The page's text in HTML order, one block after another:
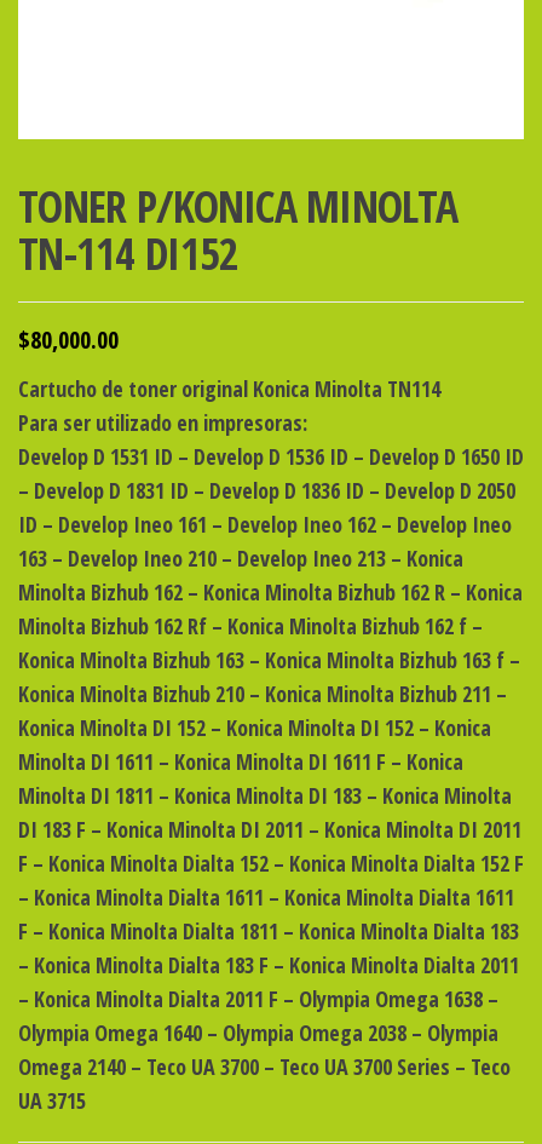
TONER P/KONICA MINOLTA
TN-114 DI152
$80,000.00
Cartucho de toner original Konica Minolta TN114
Para ser utilizado en impresoras:
Develop D 1531 ID – Develop D 1536 ID – Develop D 1650 ID
– Develop D 1831 ID – Develop D 1836 ID – Develop D 2050
ID – Develop Ineo 161 – Develop Ineo 162 – Develop Ineo
163 – Develop Ineo 210 – Develop Ineo 213 – Konica
Minolta Bizhub 162 – Konica Minolta Bizhub 162 R – Konica
Minolta Bizhub 162 Rf – Konica Minolta Bizhub 162 f –
Konica Minolta Bizhub 163 – Konica Minolta Bizhub 163 f –
Konica Minolta Bizhub 210 – Konica Minolta Bizhub 211 –
Konica Minolta DI 152 – Konica Minolta DI 152 – Konica
Minolta DI 1611 – Konica Minolta DI 1611 F – Konica
Minolta DI 1811 – Konica Minolta DI 183 – Konica Minolta
DI 183 F – Konica Minolta DI 2011 – Konica Minolta DI 2011
F – Konica Minolta Dialta 152 – Konica Minolta Dialta 152 F
– Konica Minolta Dialta 1611 – Konica Minolta Dialta 1611
F – Konica Minolta Dialta 1811 – Konica Minolta Dialta 183
– Konica Minolta Dialta 183 F – Konica Minolta Dialta 2011
– Konica Minolta Dialta 2011 F – Olympia Omega 1638 –
Olympia Omega 1640 – Olympia Omega 2038 – Olympia
Omega 2140 – Teco UA 3700 – Teco UA 3700 Series – Teco
UA 3715